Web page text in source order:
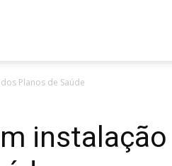
Planos de Saúde
instalação